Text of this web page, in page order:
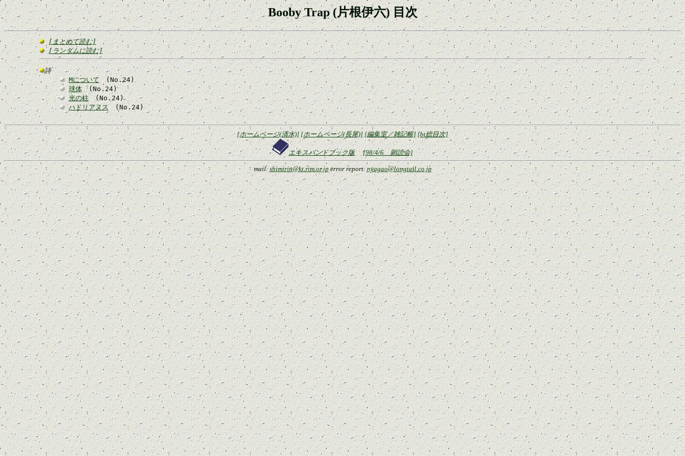
Booby Trap (片根伊六) 目次
[まとめて読む]
[ランダムに読む]
詩
Mについて(No.24)
球体(No.24)
光の柱(No.24)
ハドリアヌス(No.24)
[ホームページ(清水)] [ホームページ(長尾)] [編集室／雑記帳] [bt総目次]
エキスパンドブック版 [98/4/6 朗読会]
mail:shimirin@kt.rim.or.jperror report:nyagao@longtail.co.jp